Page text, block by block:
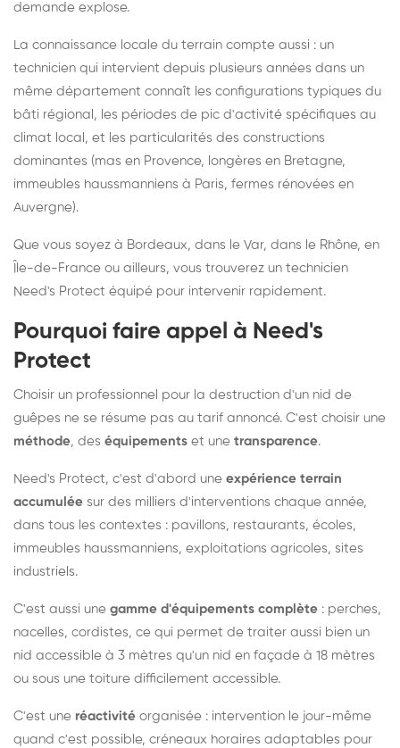
demande explose.
La connaissance locale du terrain compte aussi : un
technicien qui intervient depuis plusieurs années dans un
même département connaît les configurations typiques du
bâti régional, les périodes de pic d'activité spécifiques au
climat local, et les particularités des constructions
dominantes (mas en Provence, longères en Bretagne,
immeubles haussmanniens à Paris, fermes rénovées en
Auvergne).
Que vous soyez à Bordeaux, dans le Var, dans le Rhône, en
Île-de-France ou ailleurs, vous trouverez un technicien
Need's Protect équipé pour intervenir rapidement.
Pourquoi faire appel à Need's
Protect
Choisir un professionnel pour la destruction d'un nid de
guêpes ne se résume pas au tarif annoncé. C'est choisir une
méthode, des équipements et une transparence.
Need's Protect, c'est d'abord une expérience terrain
accumulée sur des milliers d'interventions chaque année,
dans tous les contextes : pavillons, restaurants, écoles,
immeubles haussmanniens, exploitations agricoles, sites
industriels.
C'est aussi une gamme d'équipements complète : perches,
nacelles, cordistes, ce qui permet de traiter aussi bien un
nid accessible à 3 mètres qu'un nid en façade à 18 mètres
ou sous une toiture difficilement accessible.
C'est une réactivité organisée : intervention le jour-même
quand c'est possible, créneaux horaires adaptables pour